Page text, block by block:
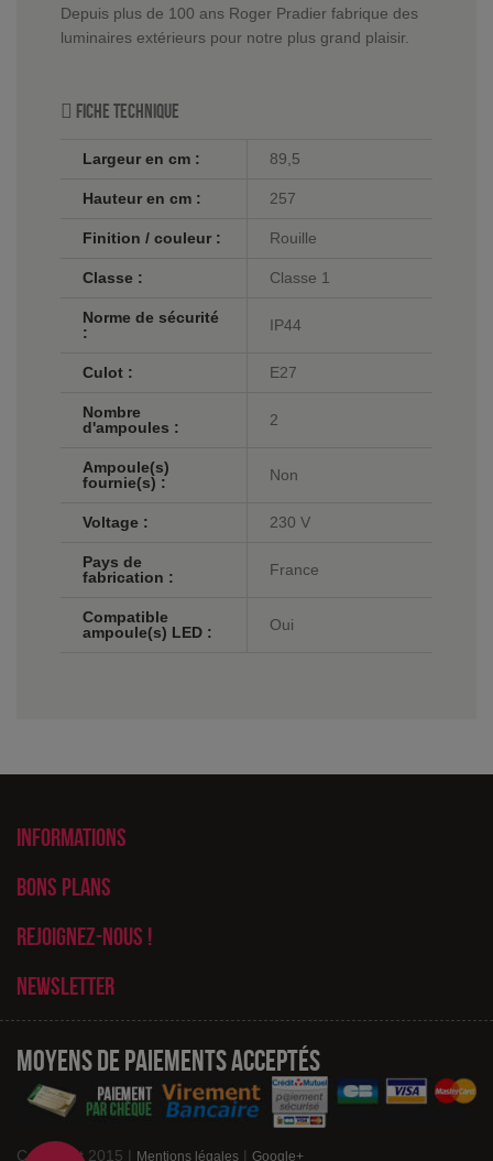
Depuis plus de 100 ans Roger Pradier fabrique des
luminaires extérieurs pour notre plus grand plaisir.
Fiche technique
Largeur en cm : 89,5
Hauteur en cm : 257
Finition / couleur : Rouille
Classe : Classe 1
Norme de sécurité
:
IP44
Culot : E27
Nombre
d'ampoules :
2
Ampoule(s)
fournie(s) :
Non
Voltage : 230 V
Pays de
fabrication :
France
Compatible
ampoule(s) LED :
Oui
Informations
Bons plans
Rejoignez-nous !
Newsletter
Moyens de paiements acceptés
Copyright 2015 | Mentions légales | Google+